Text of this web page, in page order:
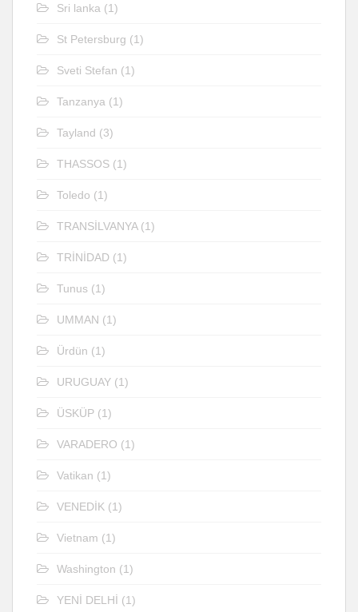
Sri lanka (1)
St Petersburg (1)
Sveti Stefan (1)
Tanzanya (1)
Tayland (3)
THASSOS (1)
Toledo (1)
TRANSİLVANYA(1)
TRİNİDAD (1)
Tunus (1)
UMMAN (1)
Ürdün (1)
URUGUAY (1)
ÜSKÜP (1)
VARADERO (1)
Vatikan (1)
VENEDİK (1)
Vietnam (1)
Washington (1)
YENİ DELHİ (1)